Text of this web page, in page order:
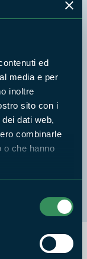
ed
media e per
inoltre
sito con i
dati web,
combinarle
o che hanno
Naturale
Naturale
Naturale